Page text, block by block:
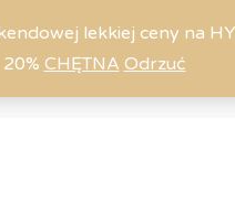
lekkiej ceny na
20% CHĘTNA Odrzuć